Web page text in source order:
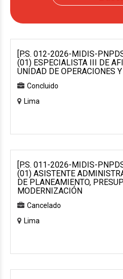
[P.S. 012-2026-MIDIS-
(01) ESPECIALISTA III DE
UNIDAD DE OPERACIONES
Concluido
Lima
[P.S. 011-2026-MIDIS-
(01) ASISTENTE
DE PLANEAMIENTO,
MODERNIZACIÓN
Cancelado
Lima